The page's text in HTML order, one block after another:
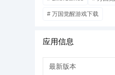
# 万国觉醒游戏下载
应用信息
最新版本